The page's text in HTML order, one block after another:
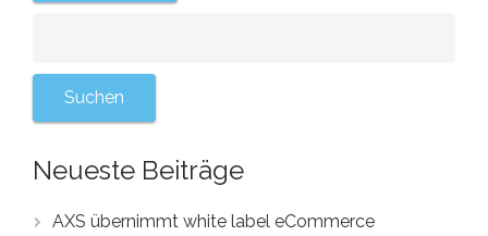
Neueste Beiträge
AXS übernimmt white label eCommerce